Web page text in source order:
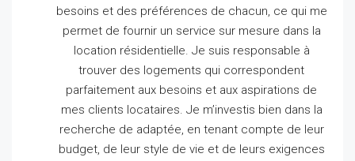
besoins et des préférences de chacun, ce qui me
permet de fournir un service sur mesure dans la
location résidentielle. Je suis responsable à
trouver des logements qui correspondent
parfaitement aux besoins et aux aspirations de
mes clients locataires. Je m’investis bien dans la
recherche de adaptée, en tenant compte de leur
budget, de leur style de vie et de leurs exigences